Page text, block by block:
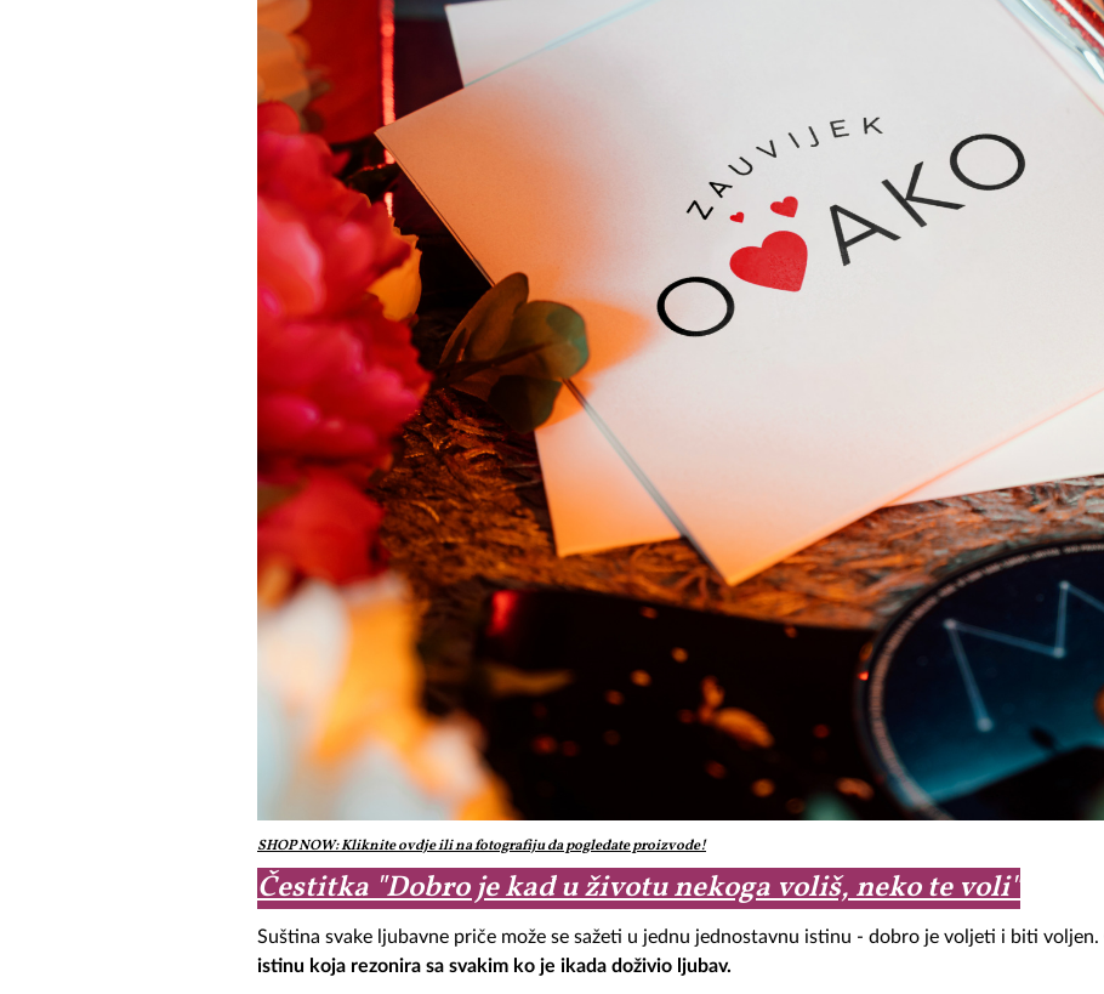
SHOP NOW: Kliknite ovdje ili na fotografiju da pogledate proizvode!
Čestitka "Dobro je kad u životu nekoga voliš, neko te voli"
Suština svake ljubavne priče može se sažeti u jednu jednostavnu istinu - dobro je voljeti i biti
istinu koja rezonira sa svakim ko je ikada doživio ljubav.